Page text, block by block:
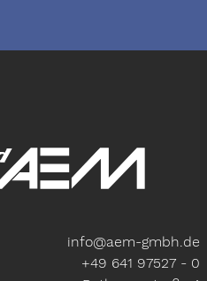
info@aem-gmbh.de
+49 641 97527 - 0